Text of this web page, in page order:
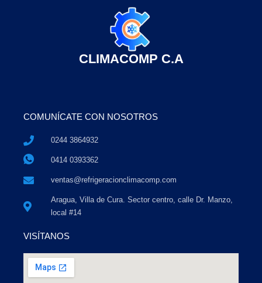
CLIMACOMP C.A
COMUNÍCATE CON NOSOTROS
0244 3864932
0414 0393362
ventas@refrigeracionclimacomp.com
Aragua, Villa de Cura. Sector centro, calle Dr. Manzo,
local #14
VISÍTANOS